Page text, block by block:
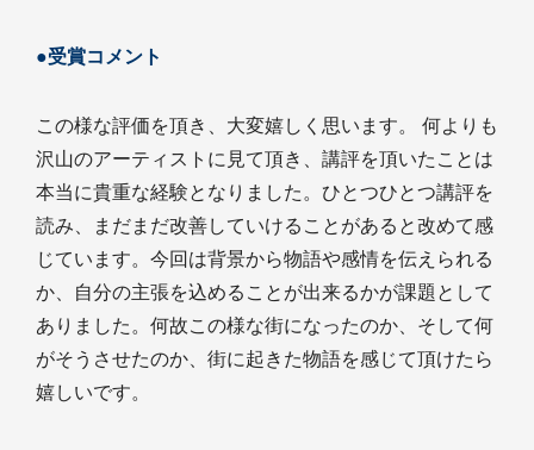
●受賞コメント
この様な評価を頂き、大変嬉しく思います。 何よりも
沢山のアーティストに見て頂き、講評を頂いたことは
本当に貴重な経験となりました。ひとつひとつ講評を
読み、まだまだ改善していけることがあると改めて感
じています。今回は背景から物語や感情を伝えられる
か、自分の主張を込めることが出来るかが課題として
ありました。何故この様な街になったのか、そして何
がそうさせたのか、街に起きた物語を感じて頂けたら
嬉しいです。